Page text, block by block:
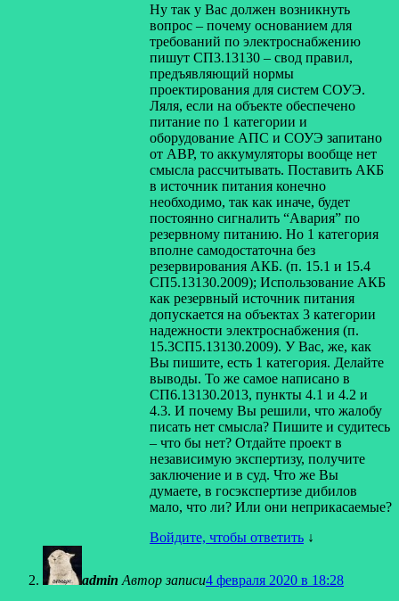
Ну так у Вас должен возникнуть
вопрос – почему основанием для
требований по электроснабжению
пишут СП3.13130 – свод правил,
предъявляющий нормы
проектирования для систем СОУЭ.
Ляля, если на объекте обеспечено
питание по 1 категории и
оборудование АПС и СОУЭ запитано
от АВР, то аккумуляторы вообще нет
смысла рассчитывать. Поставить АКБ
в источник питания конечно
необходимо, так как иначе, будет
постоянно сигналить “Авария” по
резервному питанию. Но 1 категория
вполне самодостаточна без
резервирования АКБ. (п. 15.1 и 15.4
СП5.13130.2009); Использование АКБ
как резервный источник питания
допускается на объектах 3 категории
надежности электроснабжения (п.
15.3СП5.13130.2009). У Вас, же, как
Вы пишите, есть 1 категория. Делайте
выводы. То же самое написано в
СП6.13130.2013, пункты 4.1 и 4.2 и
4.3. И почему Вы решили, что жалобу
писать нет смысла? Пишите и судитесь
– что бы нет? Отдайте проект в
независимую экспертизу, получите
заключение и в суд. Что же Вы
думаете, в госэкспертизе дибилов
мало, что ли? Или они неприкасаемые?
Войдите, чтобы ответить ↓
admin Автор записи4 февраля 2020 в 18:28